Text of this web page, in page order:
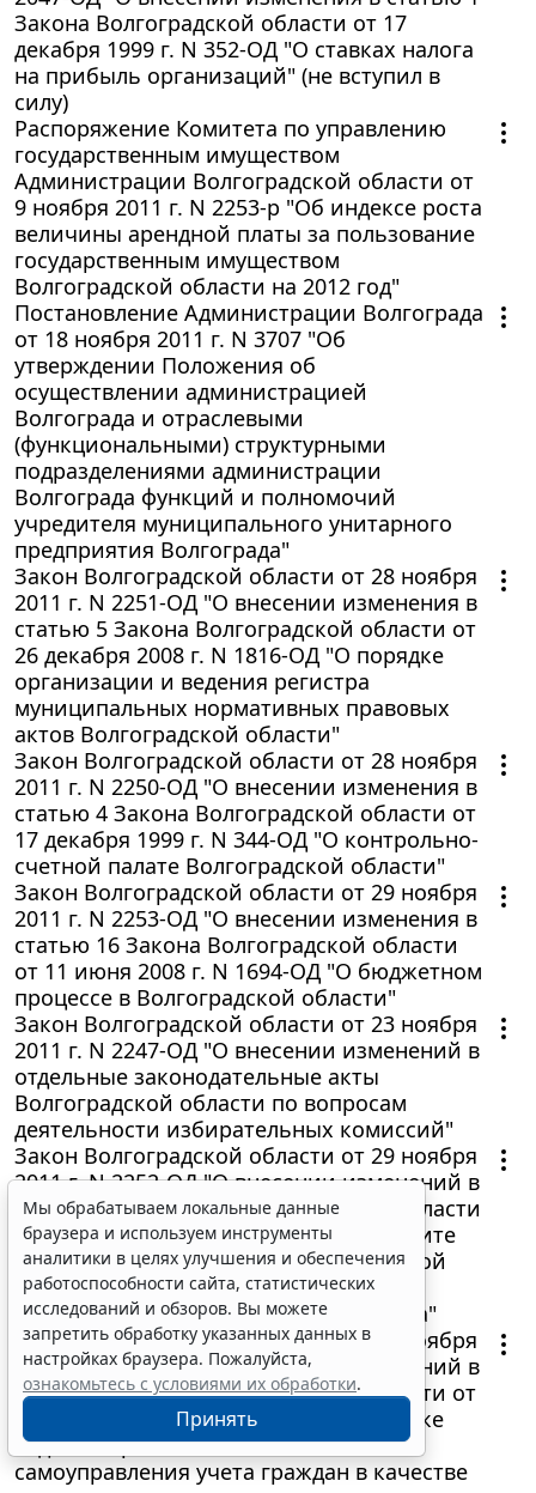
Закона Волгоградской области от 17
декабря 1999 г. N 352-ОД "О ставках налога
на прибыль организаций" (не вступил в
силу)
Распоряжение Комитета по управлению
государственным имуществом
Администрации Волгоградской области от
9 ноября 2011 г. N 2253-р "Об индексе роста
величины арендной платы за пользование
государственным имуществом
Волгоградской области на 2012 год"
Постановление Администрации Волгограда
от 18 ноября 2011 г. N 3707 "Об
утверждении Положения об
осуществлении администрацией
Волгограда и отраслевыми
(функциональными) структурными
подразделениями администрации
Волгограда функций и полномочий
учредителя муниципального унитарного
предприятия Волгограда"
Закон Волгоградской области от 28 ноября
2011 г. N 2251-ОД "О внесении изменения в
статью 5 Закона Волгоградской области от
26 декабря 2008 г. N 1816-ОД "О порядке
организации и ведения регистра
муниципальных нормативных правовых
актов Волгоградской области"
Закон Волгоградской области от 28 ноября
2011 г. N 2250-ОД "О внесении изменения в
статью 4 Закона Волгоградской области от
17 декабря 1999 г. N 344-ОД "О контрольно-
счетной палате Волгоградской области"
Закон Волгоградской области от 29 ноября
2011 г. N 2253-ОД "О внесении изменения в
статью 16 Закона Волгоградской области
от 11 июня 2008 г. N 1694-ОД "О бюджетном
процессе в Волгоградской области"
Закон Волгоградской области от 23 ноября
2011 г. N 2247-ОД "О внесении изменений в
отдельные законодательные акты
Волгоградской области по вопросам
деятельности избирательных комиссий"
Закон Волгоградской области от 29 ноября
2011 г. N 2252-ОД "О внесении изменений в
статьи 4 и 7 Закона Волгоградской области
от 21 ноября 2008 г. N 1779-ОД "О защите
населения и территории Волгоградской
области от чрезвычайных ситуаций
природного и техногенного характера"
Закон Волгоградской области от 25 ноября
2011 г. N 2248-ОД "О внесении изменений в
статью 6 Закона Волгоградской области от
01 декабря 2005 г. N 1125-ОД "О порядке
ведения органами местного
самоуправления учета граждан в качестве
Мы обрабатываем локальные данные
браузера и используем инструменты
аналитики в целях улучшения и обеспечения
работоспособности сайта, статистических
исследований и обзоров. Вы можете
запретить обработку указанных данных в
настройках браузера. Пожалуйста,
ознакомьтесь с условиями их обработки.
Принять